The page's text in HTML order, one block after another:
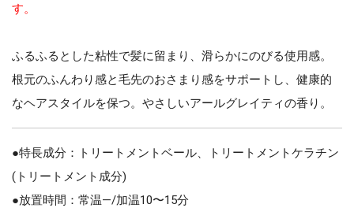
す。
ふるふるとした粘性で髪に留まり、滑らかにのびる使用感。
根元のふんわり感と毛先のおさまり感をサポートし、健康的
なヘアスタイルを保つ。やさしいアールグレイティの香り。
●特長成分：トリートメントベール、トリートメントケラチン
(トリートメント成分)
●放置時間：常温—/加温10〜15分